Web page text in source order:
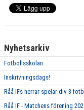
Nyhetsarkiv
Fotbollsskolan
Inskrivningsdags!
Råå IFs herrar spelar div 3
Råå IF - Matchens förening